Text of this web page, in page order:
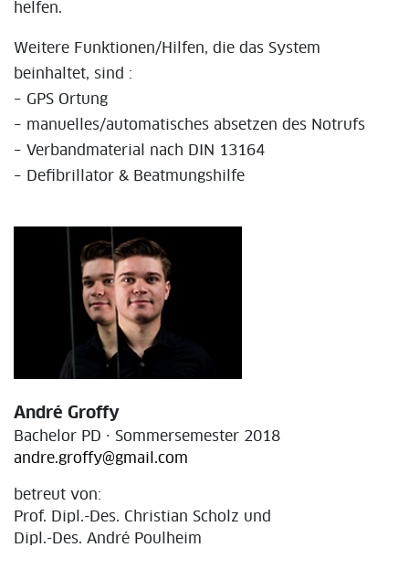
helfen.
Weitere Funktionen/Hilfen, die das System
beinhaltet, sind :
– GPS Ortung
– manuelles/automatisches absetzen des Notrufs
– Verbandmaterial nach DIN 13164
– Defibrillator & Beatmungshilfe
André Groffy
Bachelor PD · Sommersemester 2018
andre.groffy@gmail.com
betreut von:
Prof. Dipl.-Des. Christian Scholz und
Dipl.-Des. André Poulheim